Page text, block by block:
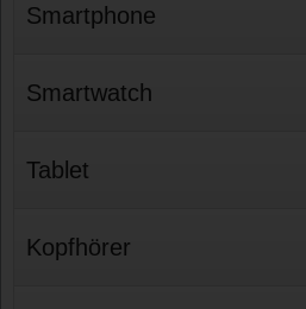
Smartphone
Smartwatch
Tablet
Kopfhörer